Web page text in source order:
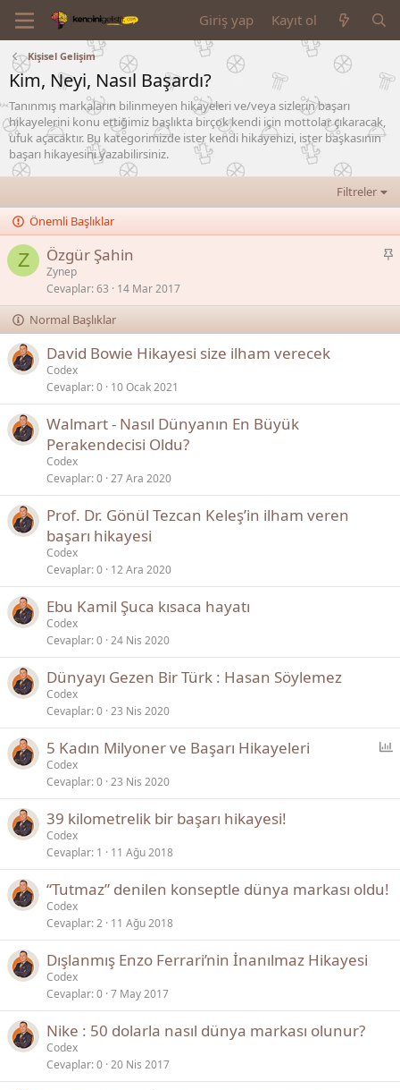
Giriş yap Kayıt ol
Kişisel Gelişim
Kim, Neyi, Nasıl Başardı?
Tanınmış markaların bilinmeyen hikayeleri ve/veya sizlerin başarı
hikayelerini konu ettiğimiz başlıkta birçok kendi için mottolar çıkaracak,
ufuk açacaktır. Bu kategorimizde ister kendi hikayenizi, ister başkasının
başarı hikayesini yazabilirsiniz.
Filtreler
Önemli Başlıklar
Z
S
i
Özgür Şahin
Zynep
Cevaplar 63 14 Mar 2017
Normal Başlıklar
David Bowie Hikayesi size ilham verecek
Codex
Cevaplar 0 10 Ocak 2021
Walmart - Nasıl Dünyanın En Büyük
Perakendecisi Oldu?
Codex
Cevaplar 0 27 Ara 2020
Prof. Dr. Gönül Tezcan Keleş’in ilham veren
başarı hikayesi
Codex
Cevaplar 0 12 Ara 2020
Ebu Kamil Şuca kısaca hayatı
Codex
Cevaplar 0 24 Nis 2020
Dünyayı Gezen Bir Türk : Hasan Söylemez
Codex
Cevaplar 0 23 Nis 2020
e
5 Kadın Milyoner ve Başarı Hikayeleri
Codex
Cevaplar 0 23 Nis 2020
39 kilometrelik bir başarı hikayesi!
Codex
Cevaplar 1 11 Ağu 2018
“Tutmaz” denilen konseptle dünya markası oldu!
Codex
Cevaplar 2 11 Ağu 2018
Dışlanmış Enzo Ferrari’nin İnanılmaz Hikayesi
Codex
Cevaplar 0 7 May 2017
Nike : 50 dolarla nasıl dünya markası olunur?
Codex
Cevaplar 0 20 Nis 2017